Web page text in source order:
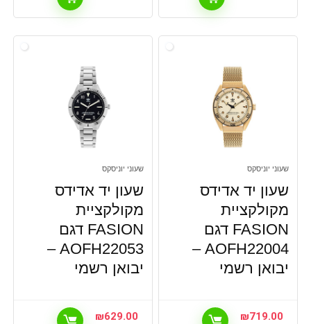
שעוני יוניסקס
שעון יד אדידס
מקולקציית
FASION דגם
AOFH22004 –
יבואן רשמי
₪719.00
שעוני יוניסקס
שעון יד אדידס
מקולקציית
FASION דגם
AOFH22053 –
יבואן רשמי
₪629.00